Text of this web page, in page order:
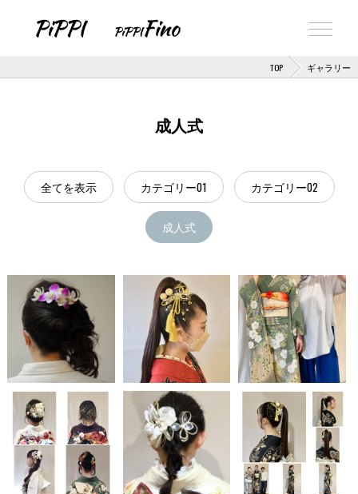
TOP ギャラリー
成人式
全てを表示 カテゴリー01 カテゴリー02
成人式